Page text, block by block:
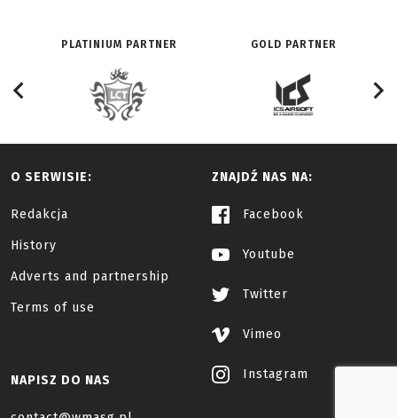
PLATINIUM PARTNER GOLD PARTNER
O SERWISIE:
Redakcja
History
Adverts and partnership
Terms of use
ZNAJDŹ NAS NA:
Facebook
Youtube
Twitter
Vimeo
Instagram
NAPISZ DO NAS